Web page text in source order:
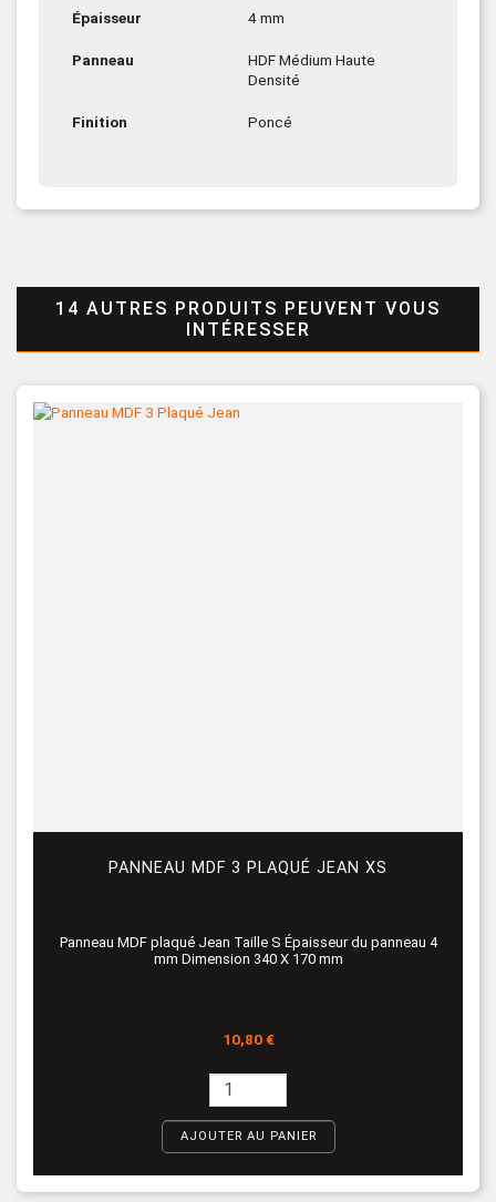
Épaisseur 4 mm
Panneau
HDF Médium Haute
Densité
Finition Poncé
14 AUTRES PRODUITS PEUVENT VOUS
INTÉRESSER
PANNEAU MDF 3 PLAQUÉ JEAN XS
Panneau MDF plaqué Jean Taille S Épaisseur du panneau 4
mm Dimension 340 X 170 mm
Prix
10,80 €
AJOUTER AU PANIER